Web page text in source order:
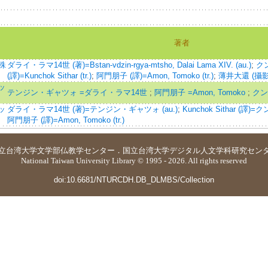
著者
ダライ・ラマ14世 (著)=Bstan-vdzin-rgya-mtsho, Dalai Lama XIV. (au.); ク
(譯)=Kunchok Sithar (tr.); 阿門朋子 (譯)=Amon, Tomoko (tr.); 薄井大還 (攝
テンジン・ギャツォ =ダライ・ラマ14世 ; 阿門朋子 =Amon, Tomoko ; ク
ダライ・ラマ14世 (著)=テンジン・ギャツォ (au.); Kunchok Sithar (譯)=ク
阿門朋子 (譯)=Amon, Tomoko (tr.)
台湾大学文学部仏教学センター ． 国立台湾大学デジタル人文学科研究セン
National Taiwan University Library © 1995 - 2026. All rights reserved
doi:10.6681/NTURCDH.DB_DLMBS/Collection